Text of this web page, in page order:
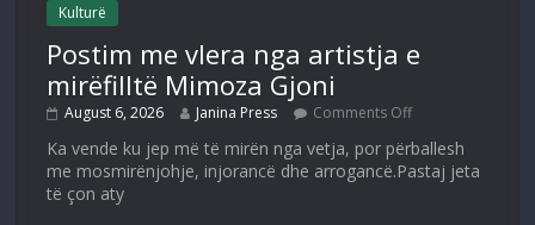
Kulturë
Postim me vlera nga artistja e
mirëfilltë Mimoza Gjoni
August 6, 2026 Janina Press Comments Off
Ka vende ku jep më të mirën nga vetja, por përballesh
me mosmirënjohje, injorancë dhe arrogancë.Pastaj jeta
të çon aty